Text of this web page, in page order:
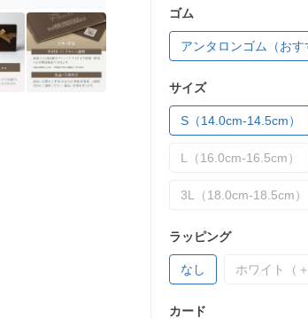
ゴム
アンタロンゴム（おす
サイズ
S（14.0cm-14.5cm）
L（16.0cm-16.5cm）
3L（18.0cm-18.5cm）
ラッピング
なし ホワイト（
カード